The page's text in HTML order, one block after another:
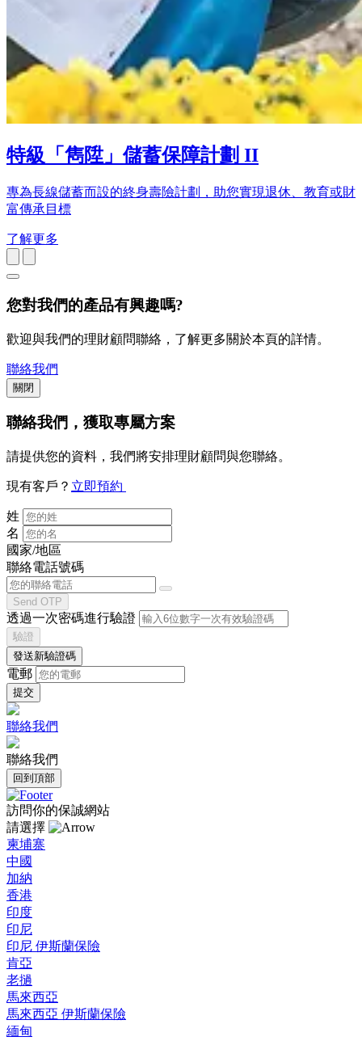
特級「雋陞」儲蓄保障計劃 II
專為長線儲蓄而設的終身壽險計劃，助您實現退休、教育或財
富傳承目標
了解更多
您對我們的產品有興趣嗎?
歡迎與我們的理財顧問聯絡，了解更多關於本頁的詳情。
聯絡我們
關閉
聯絡我們 ，獲取專屬方案
請提供您的資料，我們將安排理財顧問與您聯絡。
現有客戶？ 立即預約
姓
名
國家/地區
聯絡電話號碼
Send OTP
透過一次密碼進行驗證
驗證
發送新驗證碼
電郵
聯絡我們
聯絡我們
回到頂部
訪問你的保誠網站
請選擇
柬埔寨
中國
加納
香港
印度
印尼
印尼 伊斯蘭保險
肯亞
老撾
馬來西亞
馬來西亞 伊斯蘭保險
緬甸